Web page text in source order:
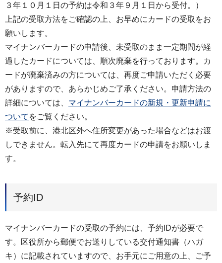
３年１０月１日の予約は令和３年９月１日から受付。）
上記の受取方法をご確認の上、お早めにカードの受取をお
願いします。
マイナンバーカードの申請後、未受取のまま一定期間が経
過したカードについては、順次廃棄を行っております。カ
ードが廃棄済みの方については、再度ご申請いただく必要
がありますので、あらかじめご了承ください。申請方法の
詳細については、 マイナンバーカードの新規・更新申請に
ついて をご覧ください。
※受取前に、港北区外へ住所変更があった場合などはお渡
しできません。転入先にて再度カードの申請をお願いしま
す。
予約ID
マイナンバーカードの受取の予約には、予約IDが必要で
す。区役所から郵便でお送りしている交付通知書（ハガ
キ）に記載されていますので、お手元にご用意の上、ご予